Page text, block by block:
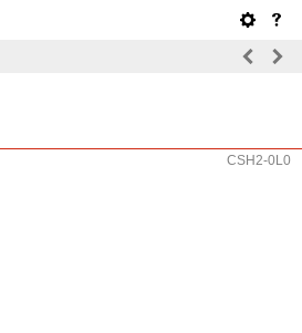
CSH2-0L0